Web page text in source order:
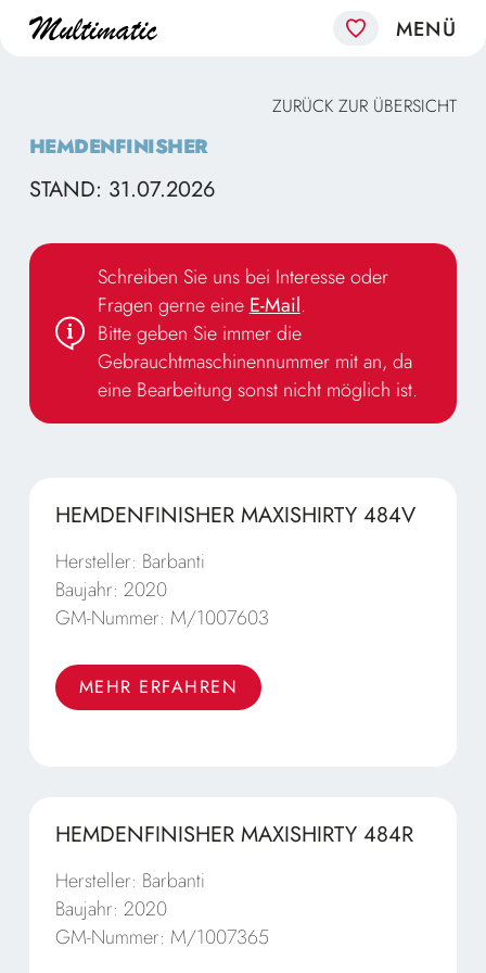
ZURÜCK ZUR ÜBERSICHT
HEMDENFINISHER
STAND: 31.07.2026
Schreiben Sie uns bei Interesse oder
Fragen gerne eine E-Mail.
Bitte geben Sie immer die
Gebrauchtmaschinennummer mit an, da
eine Bearbeitung sonst nicht möglich ist.
HEMDENFINISHER MAXISHIRTY 484V
Hersteller: Barbanti
Baujahr: 2020
GM-Nummer: M/1007603
MEHR ERFAHREN
zur Energie-Rückgewinnung des Kondensats
- Touch-Screen-Computersteuerung
Teilezähler, anpassbaren Programmen, Statistik,
HEMDENFINISHER MAXISHIRTY 484R
Hersteller: Barbanti
Baujahr: 2020
GM-Nummer: M/1007365